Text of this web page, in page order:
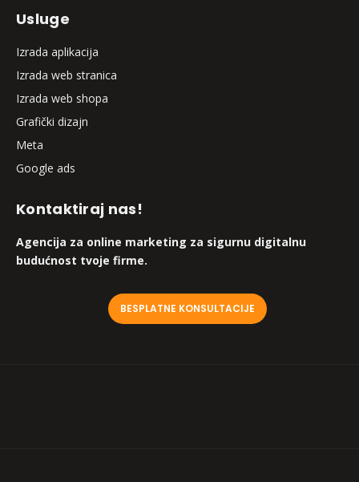
Usluge
Izrada aplikacija
Izrada web stranica
Izrada web shopa
Grafički dizajn
Meta
Google ads
Kontaktiraj nas!
Agencija za online marketing za sigurnu digitalnu
budućnost tvoje firme.
BESPLATNE KONSULTACIJE